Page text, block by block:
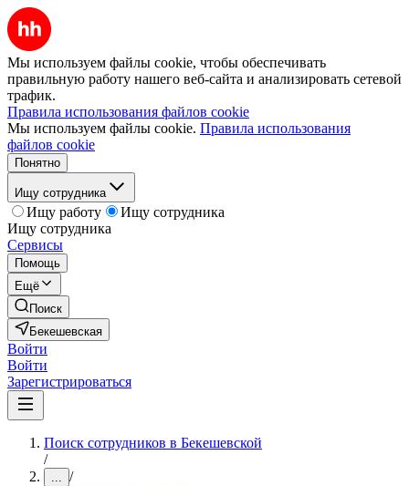
Мы используем файлы cookie, чтобы обеспечивать
правильную работу нашего веб-сайта и анализировать сетевой
трафик.
Правила использования файлов cookie
Мы используем файлы cookie. Правила использования
файлов cookie
Понятно
Ищу сотрудника
Ищу работу
Ищу сотрудника
Ищу сотрудника
Сервисы
Помощь
Ещё
Поиск
Бекешевская
Войти
Войти
Зарегистрироваться
Поиск сотрудников в Бекешевской
/
... /